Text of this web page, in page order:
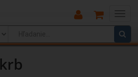
Main
Menu